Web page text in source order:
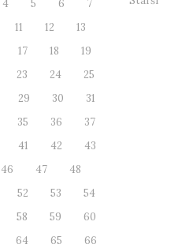
4 5 6
7
11 12
13
17 18
19
23 24
25
29 30
31
35 36
37
41 42
43
46 47
48
52 53
54
58 59
60
64 65
66